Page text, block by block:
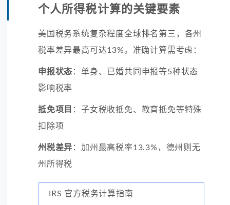
个人所得税计算的关键要素
美国税务系统复杂程度全球排名第三，各州
税率差异最高可达13%。准确计算需考虑：
申报状态 ：单身、已婚共同申报等5种状态
影响税率
抵免项目 ：子女税收抵免、教育抵免等特殊
扣除项
州税差异 ：加州最高税率13.3%，德州则无
州所得税
IRS 官方税务计算指南